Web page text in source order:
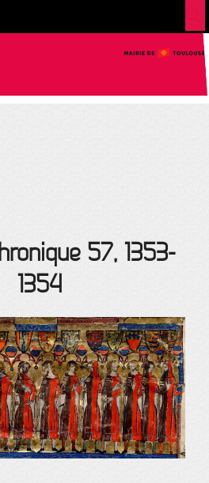
57, 1353-
1354